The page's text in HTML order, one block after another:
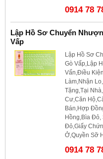
0914 78
Lập Hồ Sơ Chuyển
Vấp
Lập Hồ Sơ
Gò Vấp,Lập
Vấn,Điều
Làm,Nhận
Tặng,Tại
Cư,Căn
Bán,Hợp
Hồng,Bìa Đỏ,
Đỏ,Giấy
Ở,Quyền Sỡ
0914 78